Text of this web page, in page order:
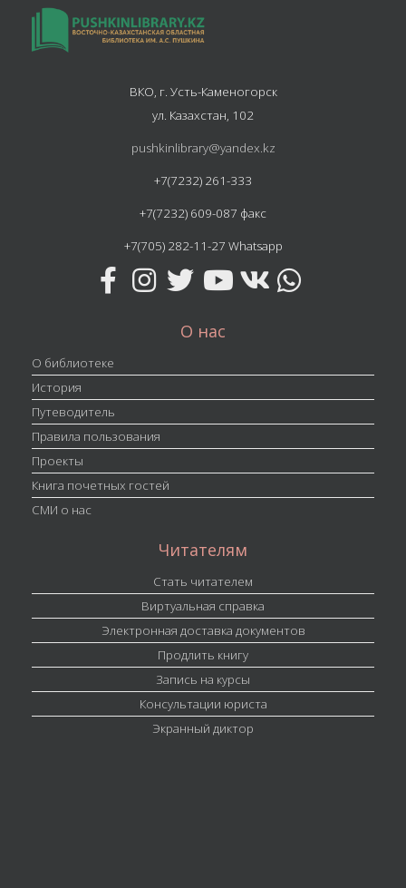
ВКО, г. Усть-Каменогорск
ул. Казахстан, 102
pushkinlibrary@yandex.kz
+7(7232) 261-333
+7(7232) 609-087 факс
+7(705) 282-11-27 Whatsapp
О нас
О библиотеке
История
Путеводитель
Правила пользования
Проекты
Книга почетных гостей
СМИ о нас
Читателям
Стать читателем
Виртуальная справка
Электронная доставка документов
Продлить книгу
Запись на курсы
Консультации юриста
Экранный диктор